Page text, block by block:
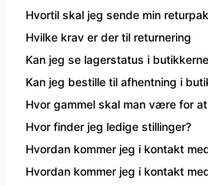
Hippie tøj
Klovne kostume
Kostume-tilbehør (andet)
Matros, kaptajn og pilot kostume
Hvortil skal jeg sende min
Hvilke krav er der til returnering
Kan jeg se lagerstatus i
Kan jeg bestille til afhentning i
Hvor gammel skal man være for
Hvor finder jeg ledige stillinger?
Hvordan kommer jeg i kontakt
Hvordan kommer jeg i kontakt